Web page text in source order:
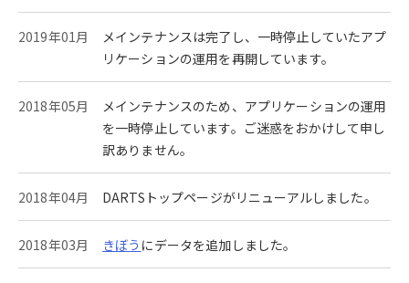
2019年01月
メインテナンスは完了し、一時停止していたアプ
リケーションの運用を再開しています。
2018年05月
メインテナンスのため、アプリケーションの運用
を一時停止しています。ご迷惑をおかけして申し
訳ありません。
2018年04月 DARTSトップページがリニューアルしました。
2018年03月 きぼう にデータを追加しました。